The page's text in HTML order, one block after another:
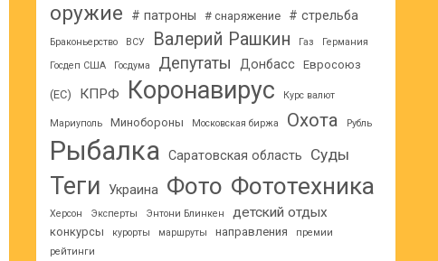
оружие
# патроны # снаряжение # стрельба
Браконьерство ВСУ Валерий Рашкин Газ
Германия
Госдеп США
Госдума Депутаты Донбасс Евросоюз
(ЕС) КПРФ Коронавирус Курс валют
Мариуполь Минобороны Московская биржа Охота Рубль
Рыбалка Саратовская область Суды
Теги Украина Фото Фототехника
Херсон Эксперты Энтони Блинкен детский отдых
конкурсы курорты маршруты направления
премии
рейтинги